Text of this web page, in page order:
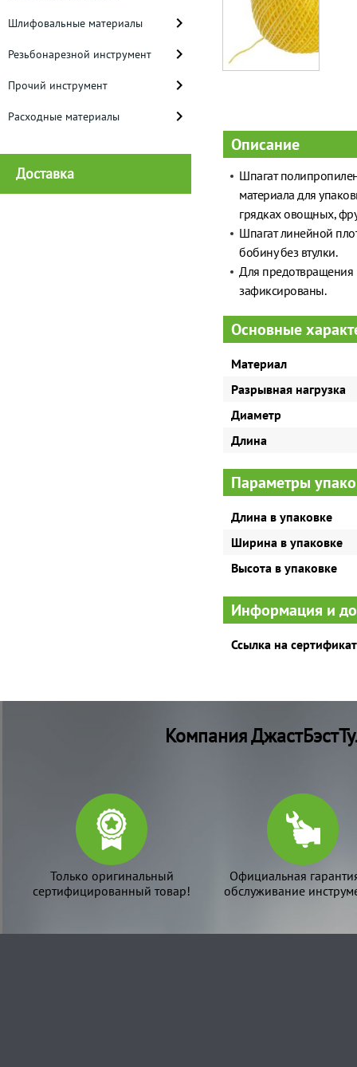
Шлифовальные материалы
Резьбонарезной инструмент
Прочий инструмент
Расходные материалы
Доставка
Описание
Шпагат
материала для
грядках овощных,
Шпагат линейной
бобину без втулки.
Для предотвращения
зафиксированы.
Основные
Материал
Разрывная нагрузка
Диаметр
Длина
Параметры
Длина в упаковке
Ширина в упаковке
Высота в упаковке
Информация и
Ссылка на сертификат
Компания
Только оригинальный
сертифицированный товар!
Официальная
обслуживание